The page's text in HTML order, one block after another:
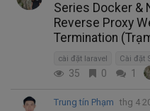
Series Docker &
Reverse Proxy
Termination
cài đặt laravel Cài đặt
35 0 1
Trung tín Phạm thg 4